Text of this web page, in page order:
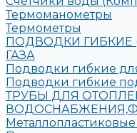
Термоманометры
Термометры
ПОДВОДКИ
ГАЗА
Подводки гибкие
Подводки гибкие
ТРУБЫ ДЛЯ
Металлопластиковые